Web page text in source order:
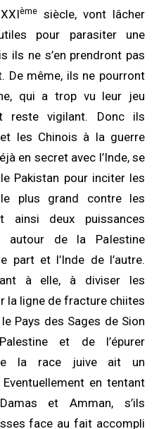
ème siècle, vont lâcher
pour parasiter une
ils ne s’en prendront pas
De même, ils ne pourront
qui a trop vu leur jeu
reste vigilant. Donc ils
les Chinois à la guerre
en secret avec l’Inde, se
Pakistan pour inciter les
plus grand contre les
ainsi deux puissances
autour de la PaIestine
part et l’Inde de l’autre.
à elle, à diviser les
la ligne de fracture chiites
Pays des Sages de Sion
et de l’épurer
la race juive ait un
en tentant
et Amman, s’ils
face au fait accompli